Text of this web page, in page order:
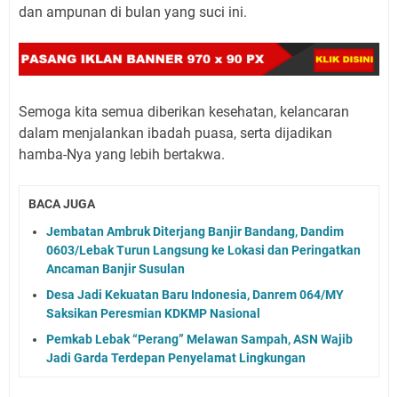
dan ampunan di bulan yang suci ini.
Semoga kita semua diberikan kesehatan, kelancaran
dalam menjalankan ibadah puasa, serta dijadikan
hamba-Nya yang lebih bertakwa.
BACA JUGA
Jembatan Ambruk Diterjang Banjir Bandang, Dandim
0603/Lebak Turun Langsung ke Lokasi dan Peringatkan
Ancaman Banjir Susulan
Desa Jadi Kekuatan Baru Indonesia, Danrem 064/MY
Saksikan Peresmian KDKMP Nasional
Pemkab Lebak “Perang” Melawan Sampah, ASN Wajib
Jadi Garda Terdepan Penyelamat Lingkungan